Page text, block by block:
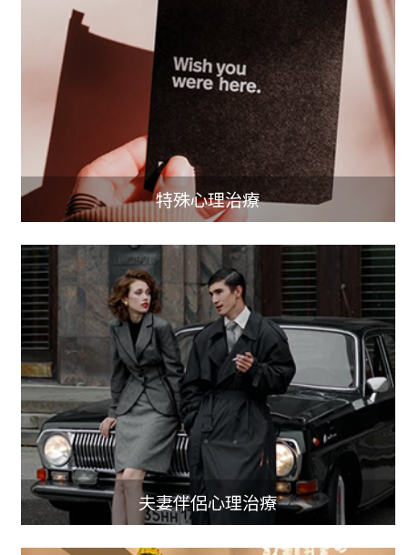
特殊心理治療
夫妻伴侶心理治療